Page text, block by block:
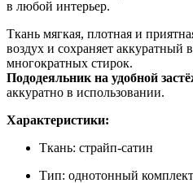
в любой интерьер.
Ткань мягкая, плотная и
воздух и сохраняет
многократных стирок.
Пододеяльник на удобной
аккуратно в использовании.
Характеристики:
Ткань: страйп-сатин
Тип: однотонный комплект